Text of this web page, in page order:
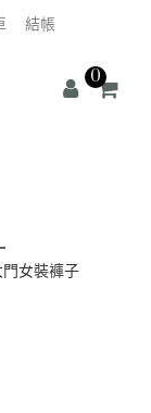
結帳
0
女裝褲子